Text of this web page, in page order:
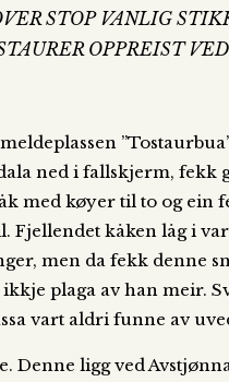
STOP VANLIG
OPPREIST
ned i fallskjerm, fekk
med køyer til to og ein
kåken låg i
men da fekk denne
plaga av han meir.
vart aldri funne av
ligg ved